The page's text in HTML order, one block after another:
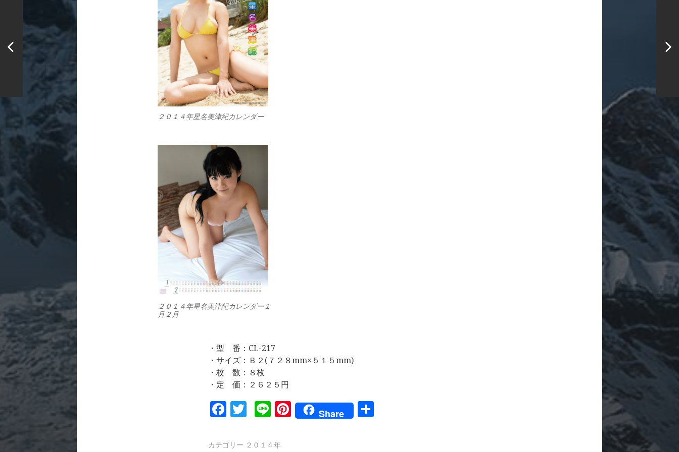
２０１４年星名美津紀カレンダー
２０１４年星名美津紀カレンダー１
月２月
・型 番：CL-217
・サイズ：Ｂ２(７２８mm×５１５mm)
・枚 数：８枚
・定 価：２６２５円
Facebook
Twitter
LinePinterest
Share
カテゴリー ２０１４年